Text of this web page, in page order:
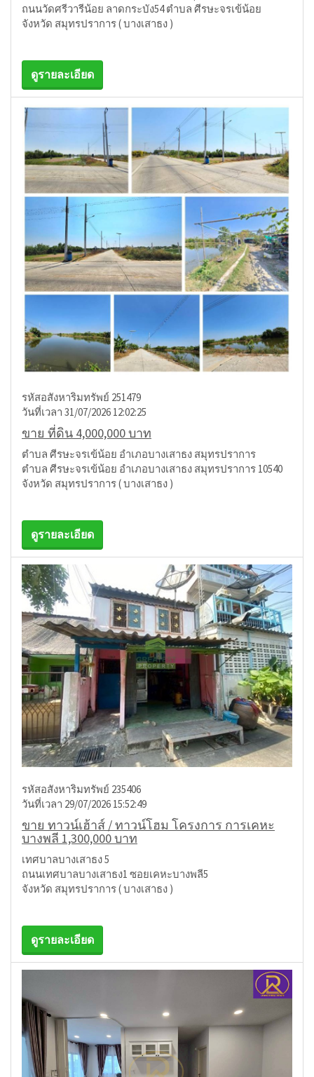
ถนนวัดศรีวารีน้อย ลาดกระบัง54 ตำบล ศีรษะจรเข้น้อย
จังหวัด สมุทรปราการ ( บางเสาธง )
ดูรายละเอียด
รหัสอสังหาริมทรัพย์ 251479
วันที่เวลา 31/07/2026 12:02:25
ขาย ที่ดิน 4,000,000 บาท
ตำบล ศีรษะจรเข้น้อย อำเภอบางเสาธง สมุทรปราการ
ตำบล ศีรษะจรเข้น้อย อำเภอบางเสาธง สมุทรปราการ 10540
จังหวัด สมุทรปราการ ( บางเสาธง )
ดูรายละเอียด
รหัสอสังหาริมทรัพย์ 235406
วันที่เวลา 29/07/2026 15:52:49
ขาย ทาวน์เฮ้าส์ / ทาวน์โฮม โครงการ การเคหะ
บางพลี 1,300,000 บาท
เทศบาลบางเสาธง 5
ถนนเทศบาลบางเสาธง1 ซอยเคหะบางพลี5
จังหวัด สมุทรปราการ ( บางเสาธง )
ดูรายละเอียด